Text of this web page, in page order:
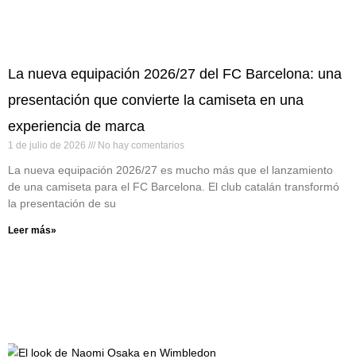
La nueva equipación 2026/27 del FC Barcelona: una
presentación que convierte la camiseta en una
experiencia de marca
1 de julio de 2026 No hay comentarios
La nueva equipación 2026/27 es mucho más que el lanzamiento
de una camiseta para el FC Barcelona. El club catalán transformó
la presentación de su
Leer más»